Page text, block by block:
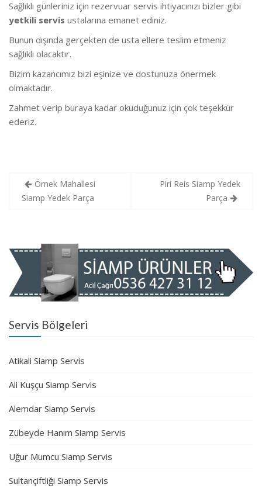
Sağlıklı günleriniz için rezervuar servis ihtiyacınızı bizler gibi
yetkili servis ustalarına emanet ediniz.
Bunun dışında gerçekten de usta ellere teslim etmeniz
sağlıklı olacaktır.
Bizim kazancımız bizi eşinize ve dostunuza önermek
olmaktadır.
Zahmet verip buraya kadar okuduğunuz için çok teşekkür
ederiz.
Yazı
gezinmesi
Örnek Mahallesi
Siamp Yedek Parça
Piri Reis Siamp Yedek
Parça
Servis Bölgeleri
Atikali Siamp Servis
Ali Kuşçu Siamp Servis
Alemdar Siamp Servis
Zübeyde Hanım Siamp Servis
Uğur Mumcu Siamp Servis
Sultançiftliği Siamp Servis